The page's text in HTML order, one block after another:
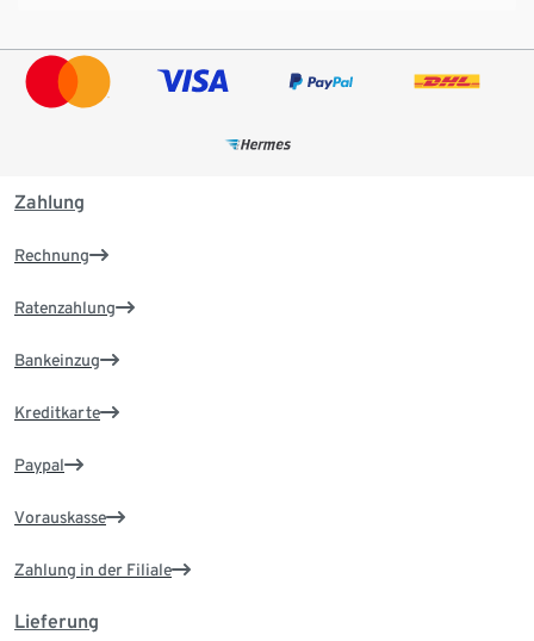
Zahlung
Rechnung
Ratenzahlung
Bankeinzug
Kreditkarte
Paypal
Vorauskasse
Zahlung in der Filiale
Lieferung